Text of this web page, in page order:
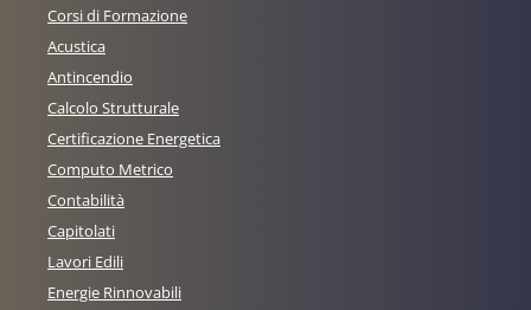
Corsi di Formazione
Acustica
Antincendio
Calcolo Strutturale
Certificazione Energetica
Computo Metrico
Contabilità
Capitolati
Lavori Edili
Energie Rinnovabili